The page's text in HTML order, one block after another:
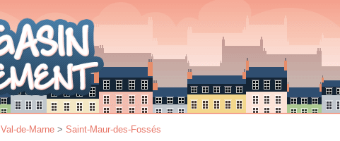
Val-de-Marne > Saint-Maur-des-Fossés